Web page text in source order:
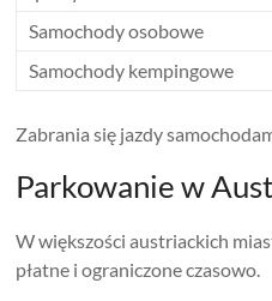
Samochody osobowe
Samochody kempingowe
Zabrania się jazdy
Parkowanie w
W większości austriackich
płatne i ograniczone czasowo.